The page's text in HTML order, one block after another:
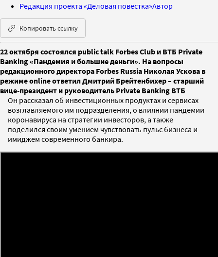
Редакция проекта «Деловая повестка»Автор
Копировать ссылку
22 октября состоялся public talk Forbes Club и ВТБ Private
Banking «Пандемия и большие деньги». На вопросы
редакционного директора Forbes Russia Николая Ускова в
режиме online ответил Дмитрий Брейтенбихер – старший
вице-президент и руководитель Private Banking ВТБ
Он рассказал об инвестиционных продуктах и сервисах
возглавляемого им подразделения, о влиянии пандемии
коронавируса на стратегии инвесторов, а также
поделился своим умением чувствовать пульс бизнеса и
имиджем современного банкира.